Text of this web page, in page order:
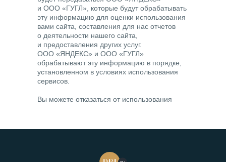
и ООО «ГУГЛ», которые будут обрабатывать
эту информацию для оценки использования
вами сайта, составления для нас отчетов
о деятельности нашего сайта,
и предоставления других услуг.
ООО «ЯНДЕКС» и ООО «ГУГЛ»
обрабатывают эту информацию в порядке,
установленном в условиях использования
сервисов.
Вы можете отказаться от использования